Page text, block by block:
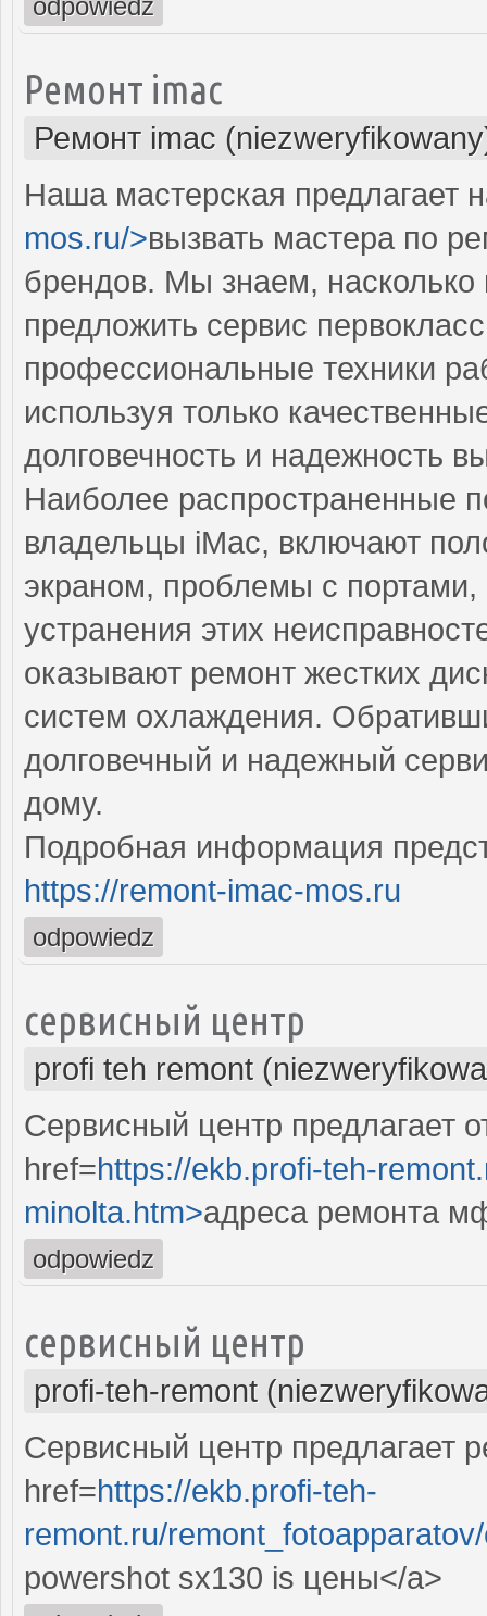
odpowiedz
Ремонт imac
Ремонт imac
Наша мастерская предлагает
mos.ru/>вызвать мастера по
брендов. Мы знаем,
предложить сервис
профессиональные техники
используя только
долговечность и надежность
Наиболее распространенные
владельцы iMac, включают
экраном, проблемы с
устранения этих
оказывают ремонт жестких
систем охлаждения.
долговечный и надежный
дому.
Подробная информация
https://remont-imac-mos.ru
odpowiedz
сервисный центр
profi teh remont
Сервисный центр предлагает
href=https://ekb.profi-teh-
minolta.htm>адреса ремонта
odpowiedz
сервисный центр
profi-teh-remont
Сервисный центр предлагает
href=https://ekb.profi-teh-
remont.ru/
powershot sx130 is цены</a>